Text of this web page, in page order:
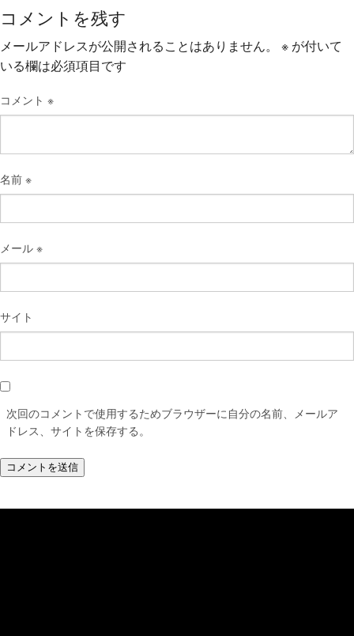
コメントを残す
メールアドレスが公開されることはありません。 ※ が付いて
いる欄は必須項目です
コメント ※
名前 ※
メール ※
サイト
次回のコメントで使用するためブラウザーに自分の名前、メールア
ドレス、サイトを保存する。